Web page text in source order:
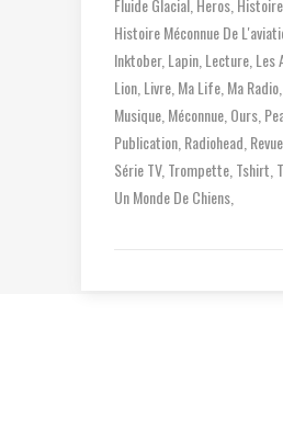
Histoire Méconnue De
Inktober Lapin Lecture Les
Lion Livre Ma Life Ma Radio
Musique Méconnue Ours
Publication Radiohead Revue
Série TV Trompette Tshirt
Un Monde De Chiens